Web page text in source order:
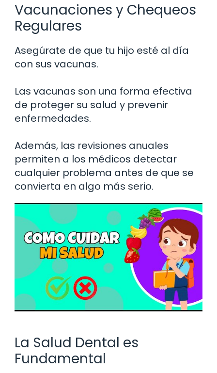
Vacunaciones y Chequeos
Regulares
Asegúrate de que tu hijo esté al día
con sus vacunas.
Las vacunas son una forma efectiva
de proteger su salud y prevenir
enfermedades.
Además, las revisiones anuales
permiten a los médicos detectar
cualquier problema antes de que se
convierta en algo más serio.
La Salud Dental es
Fundamental